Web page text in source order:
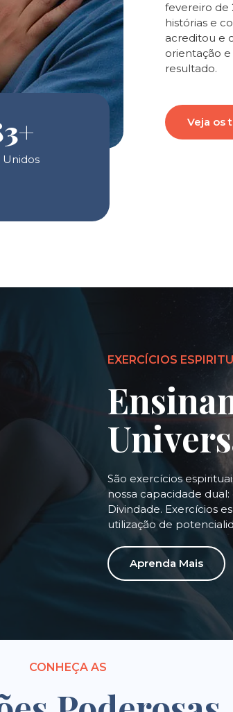
+
Unidos
fevereiro de
histórias e
acreditou e
orientação
resultado.
Veja os
EXERCÍCIOS
São exercícios
nossa capacidade
Divindade. Exercícios
utilização de
Aprenda Mais
CONHEÇA AS